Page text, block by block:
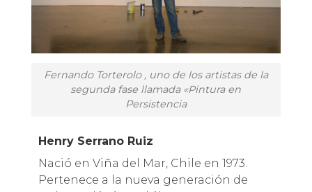
Fernando Torterolo , uno de los artistas de la
segunda fase llamada «Pintura en
Persistencia
Henry Serrano Ruiz
Nació en Viña del Mar, Chile en 1973.
Pertenece a la nueva generación de